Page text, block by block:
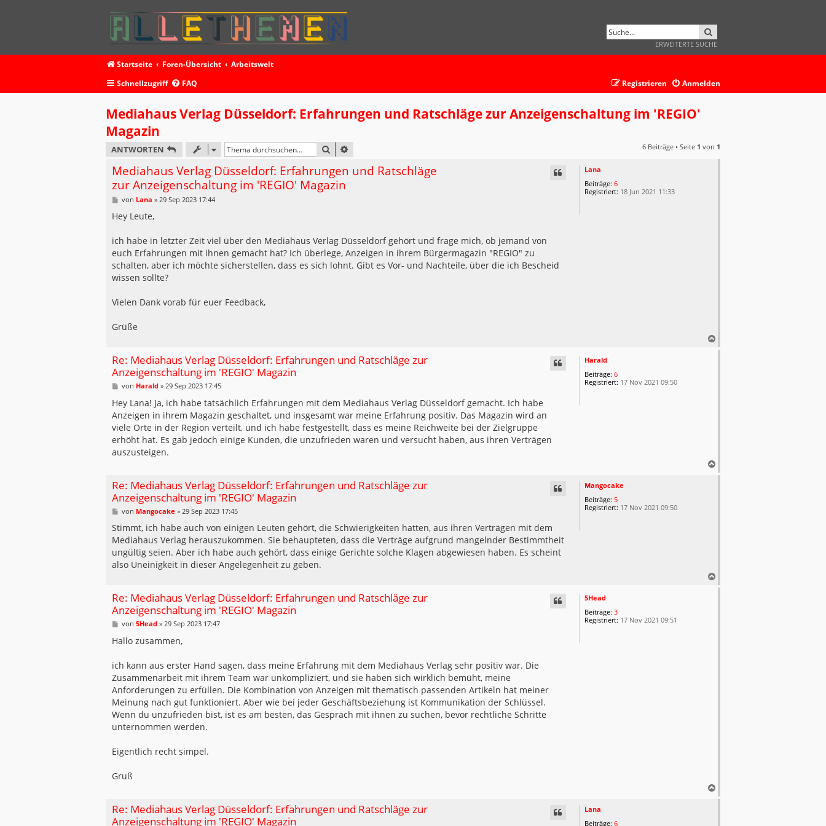
ERWEITERTE SUCHE
Startseite Foren-Übersicht
Arbeitswelt
Schnellzugriff
FAQ Anmelden
Registrieren
Mediahaus Verlag Düsseldorf: Erfahrungen und Ratschläge zur Anzeigenschaltung im 'REGIO'
Magazin
ANTWORTEN SUCHE 6 Beiträge • Seite 1 von 1
Lana
Beiträge: 6
Registriert: 18 Jun 2021 11:33
Mediahaus Verlag Düsseldorf: Erfahrungen und Ratschläge
zur Anzeigenschaltung im 'REGIO' Magazin
B
i
a
g
von Lana » 29 Sep 2023 17:44
Hey Leute,
ich habe in letzter Zeit viel über den Mediahaus Verlag Düsseldorf gehört und frage mich, ob jemand von
euch Erfahrungen mit ihnen gemacht hat? Ich überlege, Anzeigen in ihrem Bürgermagazin "REGIO" zu
schalten, aber ich möchte sicherstellen, dass es sich lohnt. Gibt es Vor- und Nachteile, über die ich Bescheid
wissen sollte?
Vielen Dank vorab für euer Feedback,
Grüße
a
Harald
Beiträge: 6
Registriert: 17 Nov 2021 09:50
Re: Mediahaus Verlag Düsseldorf: Erfahrungen und Ratschläge zur
Anzeigenschaltung im 'REGIO' Magazin
B
i
t
r
a
g
von Harald» 29 Sep 2023 17:45
Hey Lana! Ja, ich habe tatsächlich Erfahrungen mit dem Mediahaus Verlag Düsseldorf gemacht. Ich habe
Anzeigen in ihrem Magazin geschaltet, und insgesamt war meine Erfahrung positiv. Das Magazin wird an
viele Orte in der Region verteilt, und ich habe festgestellt, dass es meine Reichweite bei der Zielgruppe
erhöht hat. Es gab jedoch einige Kunden, die unzufrieden waren und versucht haben, aus ihren Verträgen
auszusteigen.
a
Mangocake
Beiträge: 5
Registriert: 17 Nov 2021 09:50
Re: Mediahaus Verlag Düsseldorf: Erfahrungen und Ratschläge zur
Anzeigenschaltung im 'REGIO' Magazin
B
i
r
a
g
von Mangocake » 29 Sep 2023 17:45
Stimmt, ich habe auch von einigen Leuten gehört, die Schwierigkeiten hatten, aus ihren Verträgen mit dem
Mediahaus Verlag herauszukommen. Sie behaupteten, dass die Verträge aufgrund mangelnder Bestimmtheit
ungültig seien. Aber ich habe auch gehört, dass einige Gerichte solche Klagen abgewiesen haben. Es scheint
also Uneinigkeit in dieser Angelegenheit zu geben.
a
5Head
Beiträge: 3
Registriert: 17 Nov 2021 09:51
Re: Mediahaus Verlag Düsseldorf: Erfahrungen und Ratschläge zur
Anzeigenschaltung im 'REGIO' Magazin
B
i
t
a
g
von 5Head» 29 Sep 2023 17:47
Hallo zusammen,
ich kann aus erster Hand sagen, dass meine Erfahrung mit dem Mediahaus Verlag sehr positiv war. Die
Zusammenarbeit mit ihrem Team war unkompliziert, und sie haben sich wirklich bemüht, meine
Anforderungen zu erfüllen. Die Kombination von Anzeigen mit thematisch passenden Artikeln hat meiner
Meinung nach gut funktioniert. Aber wie bei jeder Geschäftsbeziehung ist Kommunikation der Schlüssel.
Wenn du unzufrieden bist, ist es am besten, das Gespräch mit ihnen zu suchen, bevor rechtliche Schritte
unternommen werden.
Eigentlich recht simpel.
Gruß
a
Lana
Beiträge: 6
Re: Mediahaus Verlag Düsseldorf: Erfahrungen und Ratschläge zur
Anzeigenschaltung im 'REGIO' Magazin